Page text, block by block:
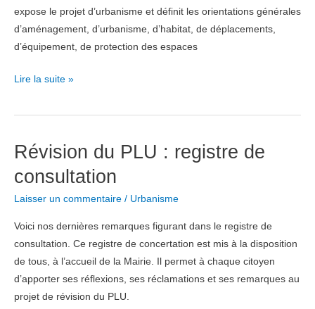
expose le projet d’urbanisme et définit les orientations générales
d’aménagement, d’urbanisme, d’habitat, de déplacements,
d’équipement, de protection des espaces
PLU
Débat
le
?
Où
Lire la suite »
Révision du PLU : registre de
consultation
Laisser un commentaire / Urbanisme
Voici nos dernières remarques figurant dans le registre de
consultation. Ce registre de concertation est mis à la disposition
de tous, à l’accueil de la Mairie. Il permet à chaque citoyen
d’apporter ses réflexions, ses réclamations et ses remarques au
projet de révision du PLU.